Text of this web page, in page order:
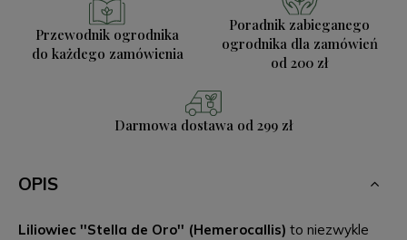
Przewodnik ogrodnika
do każdego zamówienia
Poradnik zabieganego
ogrodnika dla zamówień
od 200 zł
Darmowa dostawa od 299 zł
OPIS
Liliowiec ''Stella de Oro'' (Hemerocallis) to niezwykle